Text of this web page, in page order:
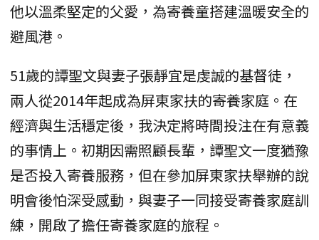
他以溫柔堅定的父愛，為寄養童搭建溫暖安全的
避風港。
51歲的譚聖文與妻子張靜宜是虔誠的基督徒，
兩人從2014年起成為屏東家扶的寄養家庭。在
經濟與生活穩定後，我決定將時間投注在有意義
的事情上。初期因需照顧長輩，譚聖文一度猶豫
是否投入寄養服務，但在參加屏東家扶舉辦的說
明會後怕深受感動，與妻子一同接受寄養家庭訓
練，開啟了擔任寄養家庭的旅程。